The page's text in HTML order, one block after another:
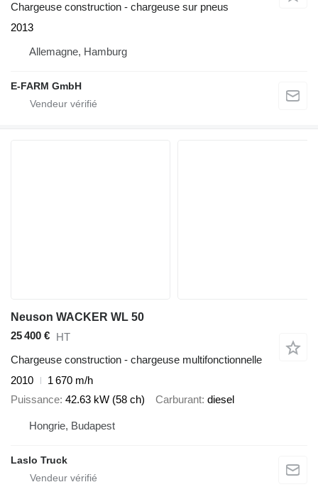
Chargeuse construction - chargeuse sur pneus
2013
Allemagne, Hamburg
E-FARM GmbH
Neuson WACKER WL 50
25 400 € HT
Chargeuse construction - chargeuse multifonctionnelle
2010
1 670 m/h
Puissance 42.63 kW (58 ch) Carburant diesel
Hongrie, Budapest
Laslo Truck